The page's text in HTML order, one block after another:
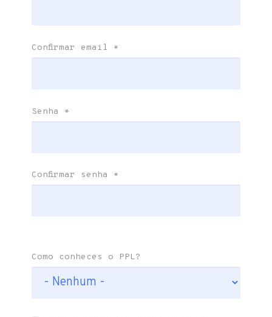
Confirmar email *
Senha *
Confirmar senha *
Como conheces o PPL?